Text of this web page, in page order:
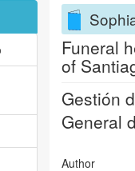
Funeral
of
Gestión
General
Author